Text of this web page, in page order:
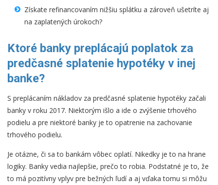
Získate refinancovaním nižšiu splátku a zároveň ušetríte aj
na zaplatených úrokoch?
Ktoré banky preplácajú poplatok za
predčasné splatenie hypotéky v inej
banke?
S preplácaním nákladov za predčasné splatenie hypotéky začali
banky v roku 2017. Niektorým išlo a ide o zvýšenie trhového
podielu a pre niektoré banky je to opatrenie na zachovanie
trhového podielu.
Je otázne, či sa to bankám vôbec oplatí. Nikedky je to na hrane
logiky. Banky vedia najlepšie, prečo to robia. Podstatné je to, že
to má pozitívny vplyv pre bežných ľudí a aj vďaka tomu si môžu